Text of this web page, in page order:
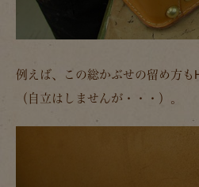
例えば、この総かぶせの留め方も
（自立はしませんが・・・）。